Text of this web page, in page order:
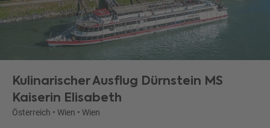
Kulinarischer Ausflug Dürnstein MS
Kaiserin Elisabeth
Österreich • Wien • Wien